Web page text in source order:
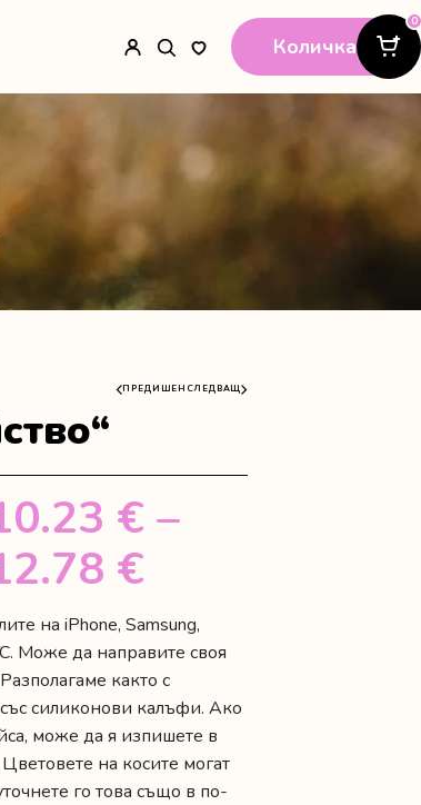
Количка
0
ПРЕДИШЕН СЛЕДВАЩ
€ –
€Price
range:
20.00 лв.
/
10.23 €
на iPhone, Samsung,
Може да направите своя
както с
със силиконови калъфи. Ако
може да я изпишете в
на косите могат
го това също в по-